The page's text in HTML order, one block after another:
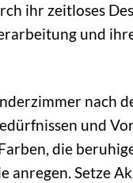
ihr zeitloses
und
nach
und
die
anregen. Setze